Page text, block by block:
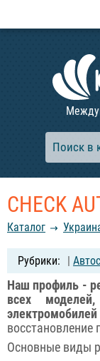
CHECK
Каталог
|
Наш профиль -
всех
Основные виды